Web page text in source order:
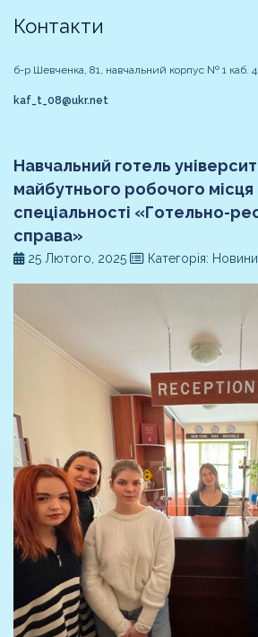
Контакти
б-р Шевченка, 81, навчальний корпус № 1 каб.
kaf_t_08@ukr.net
Навчальний готель
майбутнього робочого місця
спеціальності «Готельно-
справа»
25 Лютого, 2025 Категорія: Новини